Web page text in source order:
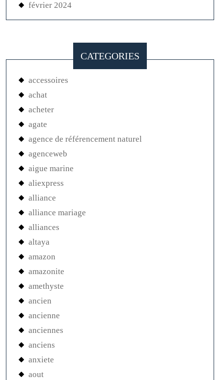
février 2024
CATEGORIES
accessoires
achat
acheter
agate
agence de référencement naturel
agenceweb
aigue marine
aliexpress
alliance
alliance mariage
alliances
altaya
amazon
amazonite
amethyste
ancien
ancienne
anciennes
anciens
anxiete
aout